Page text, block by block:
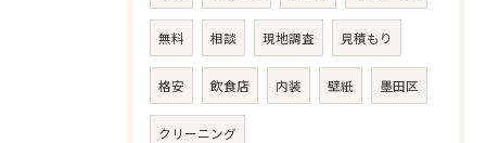
無料 相談 現地調査 見積もり
格安 飲食店 内装 壁紙 墨田区
クリーニング